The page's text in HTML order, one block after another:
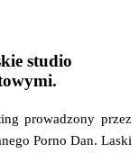
studio
pro­wa­dzo­ny przez
Por­no Dan. Laski